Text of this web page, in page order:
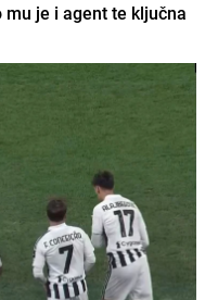
je i agent te ključna